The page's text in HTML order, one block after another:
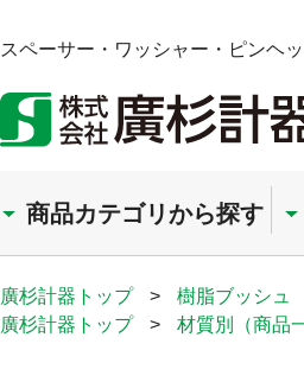
スペーサー・ワッシャー・ピンヘ
商品カテゴリから探す
廣杉計器トップ > 樹脂ブッシュ
廣杉計器トップ
> 材質別（商品